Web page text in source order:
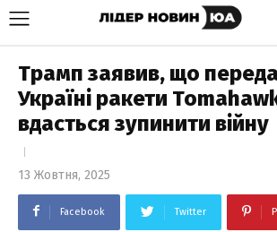
Трамп заявив, що
Україні ракети
вдасться зупинити війну
13 Жовтня, 2025
Facebook Twitter